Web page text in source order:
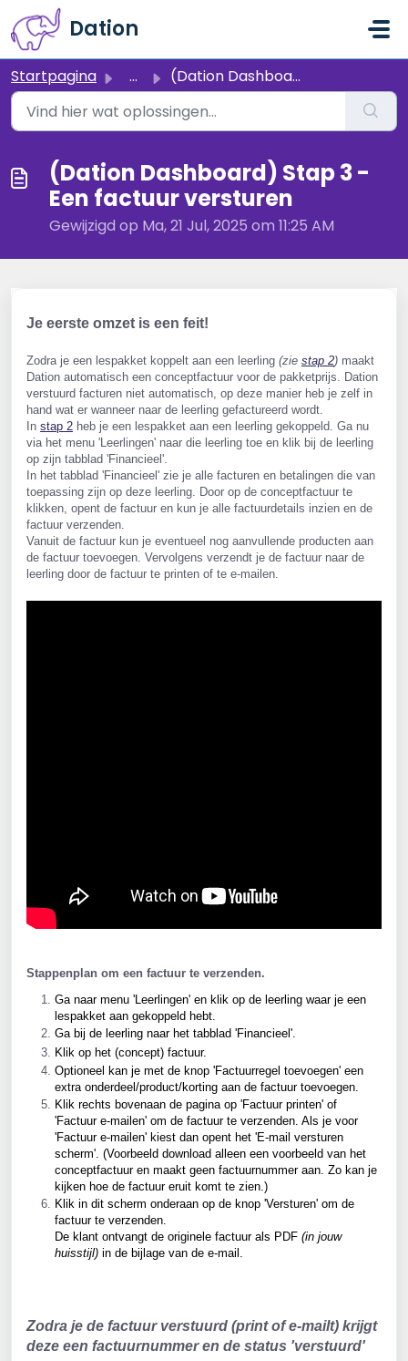
Doorgaan naar hoofdinhoud
Dation
Startpagina ... (Dation Dashboard) Stap 3 - Een factuur versturen
(Dation Dashboard) Stap 3 -
Een factuur versturen
Gewijzigd op Ma, 21 Jul, 2025 om 11:25 AM
Je eerste omzet is een feit!
Zodra je een lespakket koppelt aan een leerling (zie stap 2) maakt
Dation automatisch een conceptfactuur voor de pakketprijs. Dation
verstuurd facturen niet automatisch, op deze manier heb je zelf in
hand wat er wanneer naar de leerling gefactureerd wordt.
In stap 2 heb je een lespakket aan een leerling gekoppeld. Ga nu
via het menu 'Leerlingen' naar die leerling toe en klik bij de leerling
op zijn tabblad 'Financieel'.
In het tabblad 'Financieel' zie je alle facturen en betalingen die van
toepassing zijn op deze leerling. Door op de conceptfactuur te
klikken, opent de factuur en kun je alle factuurdetails inzien en de
factuur verzenden.
Vanuit de factuur kun je eventueel nog aanvullende producten aan
de factuur toevoegen. Vervolgens verzendt je de factuur naar de
leerling door de factuur te printen of te e-mailen.
Stappenplan om een factuur te verzenden.
Ga naar menu 'Leerlingen' en klik op de leerling waar je een
lespakket aan gekoppeld hebt.
Ga bij de leerling naar het tabblad 'Financieel'.
Klik op het (concept) factuur.
Optioneel kan je met de knop 'Factuurregel toevoegen' een
extra onderdeel/product/korting aan de factuur toevoegen.
Klik rechts bovenaan de pagina op 'Factuur printen' of
'Factuur e-mailen' om de factuur te verzenden. Als je voor
'Factuur e-mailen' kiest dan opent het 'E-mail versturen
scherm'. (Voorbeeld download alleen een voorbeeld van het
conceptfactuur en maakt geen factuurnummer aan. Zo kan je
kijken hoe de factuur eruit komt te zien.)
Klik in dit scherm onderaan op de knop 'Versturen' om de
factuur te verzenden.
De klant ontvangt de originele factuur als PDF (in jouw
huisstijl) in de bijlage van de e-mail.
Zodra je de factuur verstuurd (print of e-mailt) krijgt
deze een factuurnummer en de status 'verstuurd'